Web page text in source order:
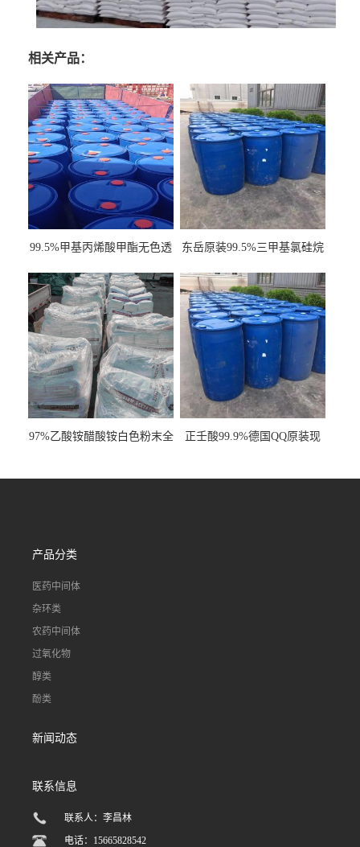
相关产品：
99.5%甲基丙烯酸甲酯无色透
东岳原装99.5%三甲基氯硅烷
97%乙酸铵醋酸铵白色粉末全
正壬酸99.9%德国QQ原装现
产品分类
医药中间体
杂环类
农药中间体
过氧化物
醇类
酚类
新闻动态
联系信息
联系人：李昌林
电话：15665828542